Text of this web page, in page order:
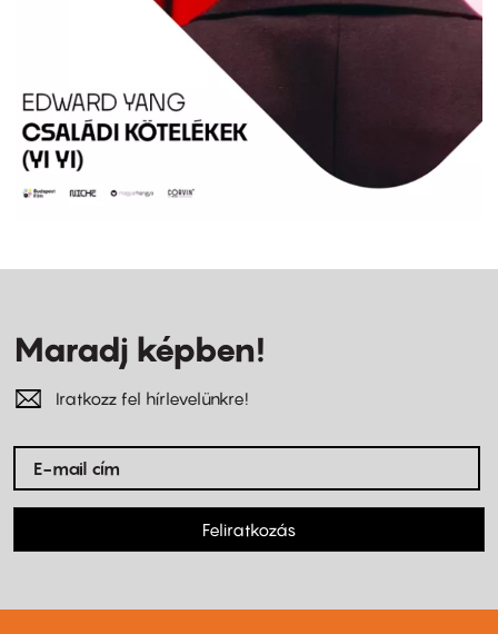
Maradj képben!
Iratkozz fel hírlevelünkre!
Feliratkozás